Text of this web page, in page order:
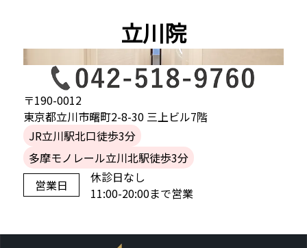
立川院
〒190-0012
東京都立川市曙町2-8-30 三上ビル7階
JR立川駅北口徒歩3分
多摩モノレール立川北駅徒歩3分
営業日
休診日なし
11:00-20:00まで営業